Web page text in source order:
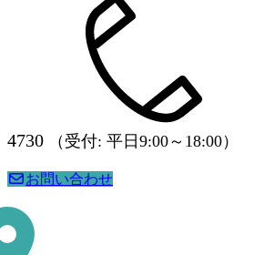
4730
（受付: 平日9:00～18:00）
お問い合わせ